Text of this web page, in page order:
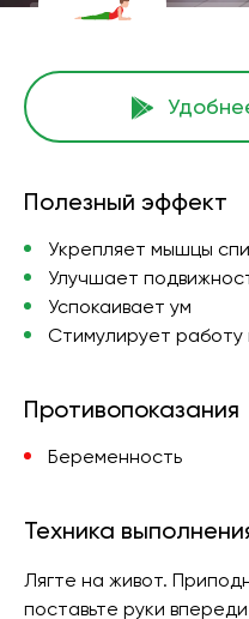
Полезный эффект
Укрепляет мышцы
Улучшает
Успокаивает ум
Стимулирует
Противопоказания
Беременность
Техника
Лягте на живот.
поставьте руки